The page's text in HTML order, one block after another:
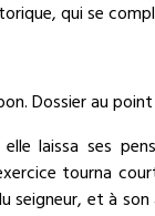
qui se
Dossier au
laissa ses
tourna
seigneur, et à